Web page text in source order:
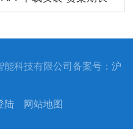
能科技有限公司备案号：沪
陆 网站地图